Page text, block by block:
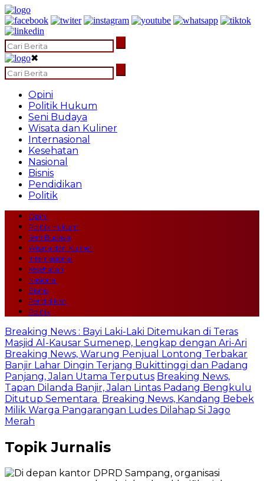
✖
Opini
Politik Hukum
Seni Budaya
Wisata dan Kuliner
Internasional
Kesehatan
Nasional
Bisnis
Pendidikan
Politik
Opini
Politik Hukum
Seni Budaya
Wisata dan Kuliner
Internasional
Kesehatan
Nasional
Bisnis
Pendidikan
Politik
Breaking News : Bayi Laki-Laki Ditemukan di Teras
Masjid Al-Kausar Sumenep, Lengkap dengan Ari-Ari
Breaking News, Warung Penjual Lontong Terbakar
Banjir Lahar Dingin Terjang Bukittinggi dan Padang
Panjang, Jalan Utama Terputus Breaking News,
Tapan Dilanda Banjir, Jalan Lintas Padang Bengkulu
Ditutup Sementara Breaking News, Kandang Bebek
Milik Warga Pangarangan Ludes Dilahap Si Jago
Merah
TopikJurnalis